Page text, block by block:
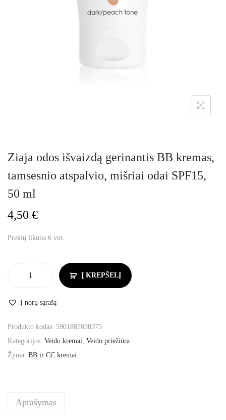
Ziaja odos išvaizdą gerinantis BB kremas,
tamsesnio atspalvio, mišriai odai SPF15,
50 ml
4,50 €
Prekių likutis 6 vnt.
Į KREPŠELĮ
Į norų sąrašą
Produkto kodas: 5901887038375
Kategorijos: Veido kremai, Veido priežiūra
Žyma: BB ir CC kremai
Aprašymas